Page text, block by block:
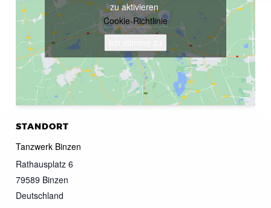
STANDORT
Tanzwerk Binzen
Rathausplatz 6
79589 Binzen
Deutschland
zu aktivieren
Cookie-Richtlinie